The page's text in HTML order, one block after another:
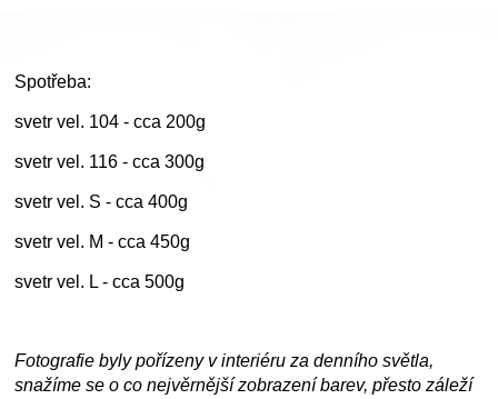
Spotřeba:
svetr vel. 104 - cca 200g
svetr vel. 116 - cca 300g
svetr vel. S - cca 400g
svetr vel. M - cca 450g
svetr vel. L - cca 500g
Fotografie byly pořízeny v interiéru za denního světla,
snažíme se o co nejvěrnější zobrazení barev, přesto záleží